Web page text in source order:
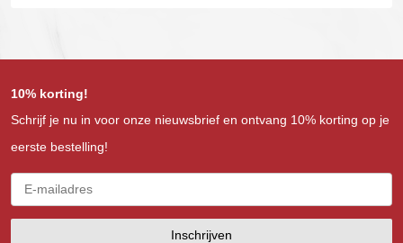
10% korting!
Schrijf je nu in voor onze nieuwsbrief en ontvang 10% korting op je
eerste bestelling!
Inschrijven